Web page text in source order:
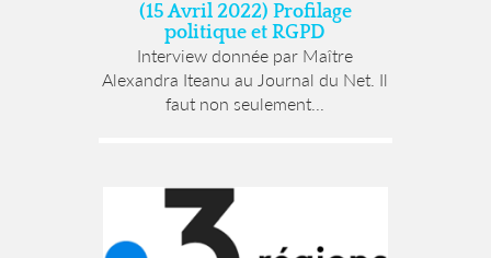
(15 Avril 2022) Profilage
politique et RGPD
Interview donnée par Maître
Alexandra Iteanu au Journal du Net. Il
faut non seulement...